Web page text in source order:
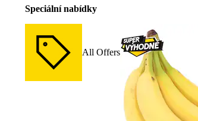
Speciální nabídky
All Offers